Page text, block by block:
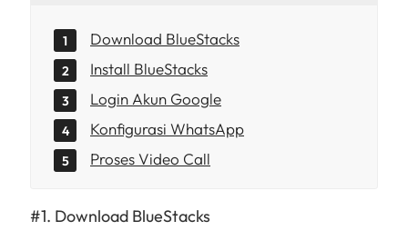
Download BlueStacks
Install BlueStacks
Login Akun Google
Konfigurasi WhatsApp
Proses Video Call
Download BlueStacks